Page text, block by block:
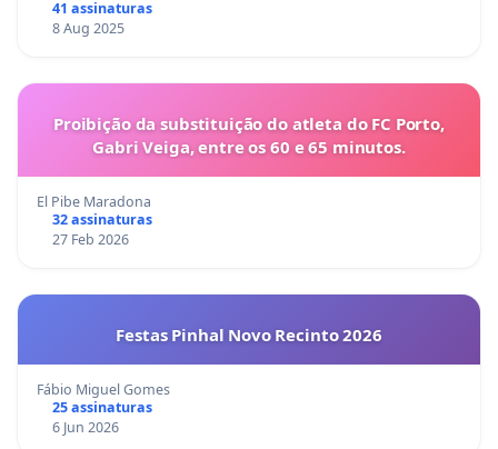
41 assinaturas
8 Aug 2025
Proibição da substituição do atleta do FC Porto,
Gabri Veiga, entre os 60 e 65 minutos.
El Pibe Maradona
32 assinaturas
27 Feb 2026
Festas Pinhal Novo Recinto 2026
Fábio Miguel Gomes
25 assinaturas
6 Jun 2026